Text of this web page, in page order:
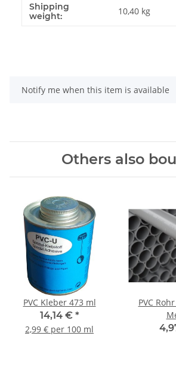
Item information
Value
Shipping
weight:
10,40 kg
Notify me when this item is available
Others also
PVC Kleber 473 ml
14,14 € *
2,99 € per 100 ml
PVC